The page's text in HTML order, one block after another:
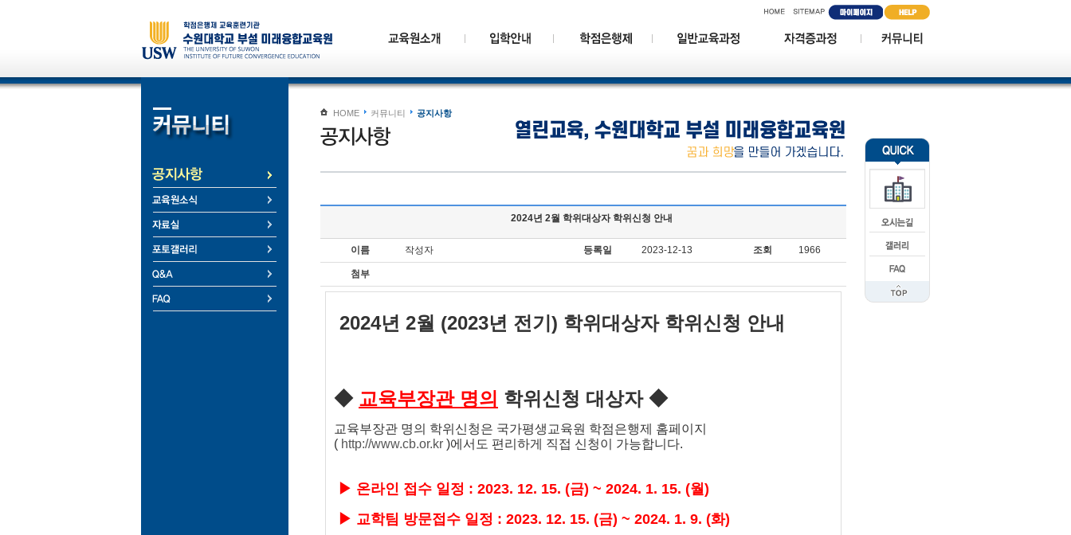
HOME 커뮤니티 공지사항
2024년 2월 학위대상자 학위신청 안내
이름 작성자 등록일 2023-12-13 조회 1966
첨부
2024년 2월 (2023년 전기) 학위대상자 학위신청 안내
◆ 교육부장관 명의 학위신청 대상자 ◆
교육부장관 명의 학위신청은 국가평생교육원 학점은행제 홈페이지
( http://www.cb.or.kr )에서도 편리하게 직접 신청이 가능합니다.
▶ 온라인 접수 일정 : 2023. 12. 15. (금) ~ 2024. 1. 15. (월)
▶ 교학팀 방문접수 일정 : 2023. 12. 15. (금) ~ 2024. 1. 9. (화)